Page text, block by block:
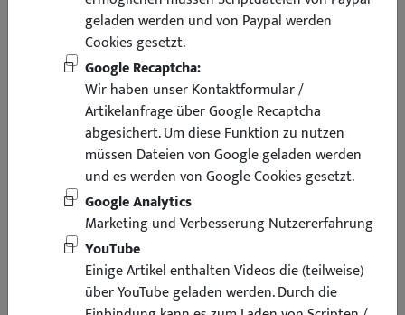
geladen werden und von Paypal werden
Cookies gesetzt.
Google Recaptcha:
Wir haben unser Kontaktformular /
Artikelanfrage über Google Recaptcha
abgesichert. Um diese Funktion zu nutzen
müssen Dateien von Google geladen werden
und es werden von Google Cookies gesetzt.
Google Analytics
Marketing und Verbesserung Nutzererfahrung
YouTube
Einige Artikel enthalten Videos die (teilweise)
über YouTube geladen werden. Durch die